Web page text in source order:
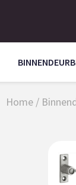
Home /